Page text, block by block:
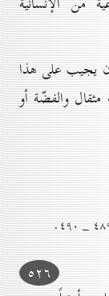
يجيب على هذا
والفضّة أو
٥۲٦